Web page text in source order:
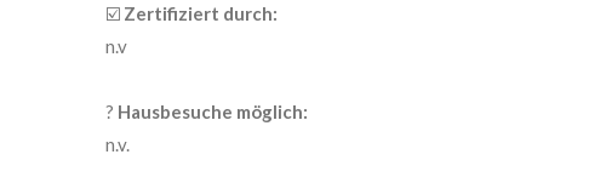
☑️ Zertifiziert durch:
n.v
? Hausbesuche möglich:
n.v.